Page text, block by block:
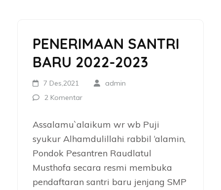
PENERIMAAN SANTRI
BARU 2022-2023
7 Des,2021
admin
2 Komentar
Assalamu`alaikum wr wb Puji
syukur Alhamdulillahi rabbil ‘alamin,
Pondok Pesantren Raudlatul
Musthofa secara resmi membuka
pendaftaran santri baru jenjang SMP